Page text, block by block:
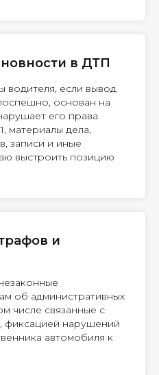
в ДТП
водителя, если вывод
основан на
его права.
материалы дела,
записи и иные
выстроить позицию
и
об административных
числе связанные с
нарушений
автомобиля к